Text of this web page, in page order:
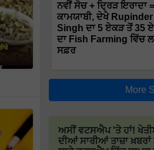
ਨਵੀਂ ਸੋਚ + ਦ੍ਰਿੜ ਇਰਾਦਾ =
ਕਾਮਯਾਬੀ, ਦੇਖੋ Rupinder
Singh ਦਾ 5 ਏਕੜ ਤੋਂ 35
ਦਾ Fish Farming ਵਿੱਚ
ਸਫ਼ਰ
More
ਅਸੀਂ ਵਟਸਐਪ 'ਤੇ ਹਾਂ!
ਦੀਆਂ ਸਾਰੀਆਂ ਤਾਜ਼ਾ